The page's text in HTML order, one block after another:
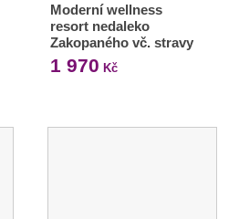
Moderní wellness
resort nedaleko
Zakopaného vč. stravy
1 970 Kč